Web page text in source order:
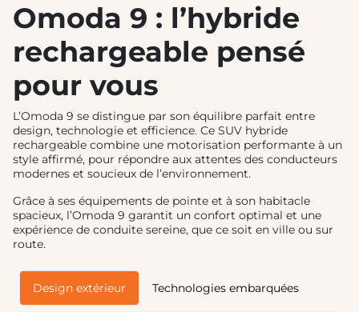
Omoda 9 : l’hybride
rechargeable pensé
pour vous
L’Omoda 9 se distingue par son équilibre parfait entre
design, technologie et efficience. Ce SUV hybride
rechargeable combine une motorisation performante à un
style affirmé, pour répondre aux attentes des conducteurs
modernes et soucieux de l’environnement.
Grâce à ses équipements de pointe et à son habitacle
spacieux, l’Omoda 9 garantit un confort optimal et une
expérience de conduite sereine, que ce soit en ville ou sur
route.
Design extérieur Technologies embarquées